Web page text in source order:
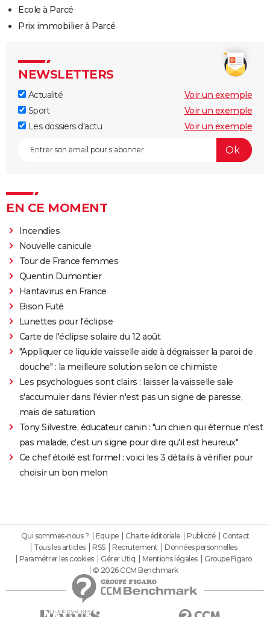
Ecole à Parcé
Prix immobilier à Parcé
NEWSLETTERS
Actualité
Voir un exemple
Sport
Voir un exemple
Les dossiers d'actu
Voir un exemple
EN CE MOMENT
Incendies
Nouvelle canicule
Tour de France femmes
Quentin Dumontier
Hantavirus en France
Bison Futé
Lunettes pour l'éclipse
Carte de l'éclipse solaire du 12 août
"Appliquer ce liquide vaisselle aide à dégraisser la paroi de
douche" : la meilleure solution selon ce chimiste
Les psychologues sont clairs : laisser la vaisselle sale
s'accumuler dans l'évier n'est pas un signe de paresse,
mais de saturation
Tony Silvestre, éducateur canin : "un chien qui éternue n'est
pas malade, c'est un signe pour dire qu'il est heureux"
Ce chef étoilé est formel : voici les 3 détails à vérifier pour
choisir un bon melon
Qui sommes-nous ? Equipe Charte éditoriale Publicité
Contact
Tous les articles
RSS Recrutement
Données personnelles
Paramétrer les cookies
Gérer Utiq Mentions légales
Groupe Figaro
© 2026 CCM Benchmark